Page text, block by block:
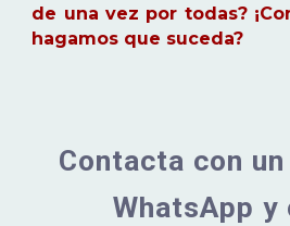
de una vez por todas?
hagamos que suceda?
Contacta con
WhatsApp